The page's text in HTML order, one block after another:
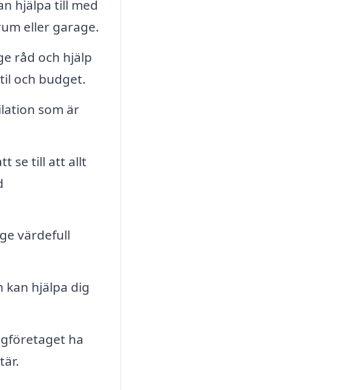
hjälpa till med
eller garage.
råd och hjälp
och budget.
som är
se till att allt
värdefull
hjälpa dig
ha